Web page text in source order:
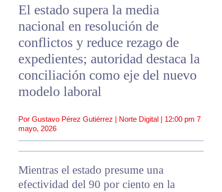
El estado supera la media
nacional en resolución de
conflictos y reduce rezago de
expedientes; autoridad destaca la
conciliación como eje del nuevo
modelo laboral
Por Gustavo Pérez Gutiérrez | Norte Digital | 12:00 pm 7
mayo, 2026
Mientras el estado presume una
efectividad del 90 por ciento en la